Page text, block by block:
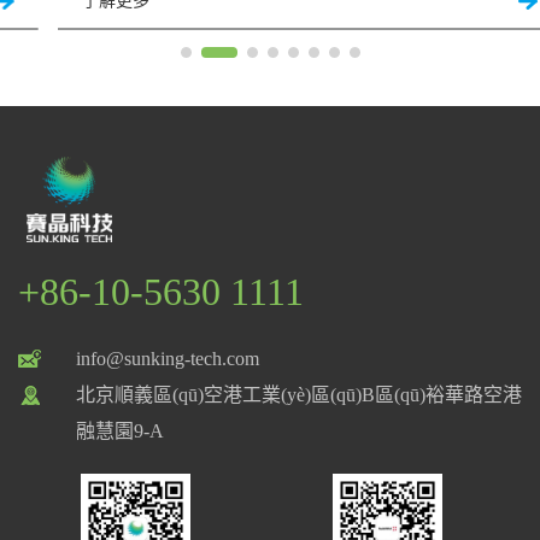
+86-10-5630 1111
info@sunking-tech.com
北京順義區(qū)空港工業(yè)區(qū)B區(qū)裕華路空港
融慧園9-A